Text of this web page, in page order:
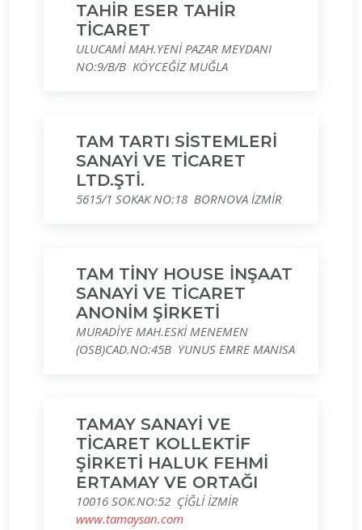
TAHİR ESER TAHİR
TİCARET
ULUCAMİ MAH.YENİ PAZAR MEYDANI
NO:9/B/B KÖYCEĞİZ MUĞLA
TAM TARTI SİSTEMLERİ
SANAYİ VE TİCARET
LTD.ŞTİ.
5615/1 SOKAK NO:18 BORNOVA İZMİR
TAM TİNY HOUSE İNŞAAT
SANAYİ VE TİCARET
ANONİM ŞİRKETİ
MURADİYE MAH.ESKİ MENEMEN
(OSB)CAD.NO:45B YUNUS EMRE MANISA
TAMAY SANAYİ VE
TİCARET KOLLEKTİF
ŞİRKETİ HALUK FEHMİ
ERTAMAY VE ORTAĞI
10016 SOK.NO:52 ÇİĞLİ İZMİR
www.tamaysan.com